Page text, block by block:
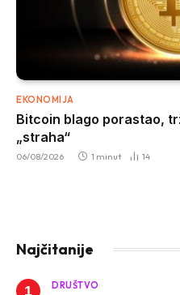
EKONOMIJA
Bitcoin blago porastao,
„straha“
06/08/2026 1 minut 14
Najčitanije
DRUŠTVO